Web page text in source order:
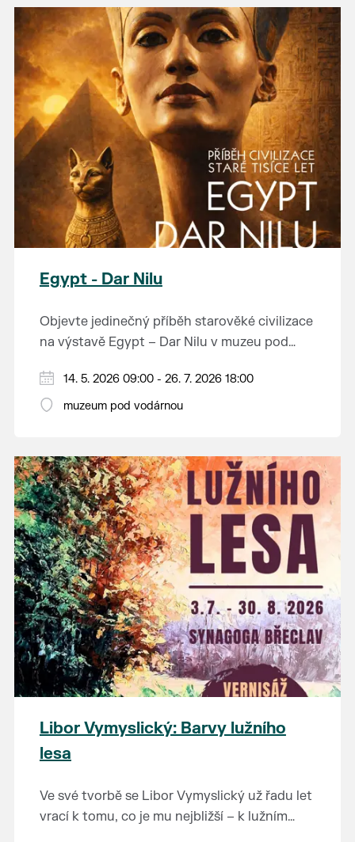
inspirují a překvapí svou upřímností.
Egypt - Dar Nilu
Objevte jedinečný příběh starověké civilizace
na výstavě Egypt – Dar Nilu v muzeu pod
Výstava představuje umění starého Egypta,
autentickou hrobku se sarkofágem i
soukromé sbírky Jána Hertlíka, díky čemuž
výstava nabízí nevšední a autentický pohled
na tuto fascinující epochu.
dějiny.
Výstavu je možné navštívit od 14. 5. do 26. 7.
2026 v muzeu pod vodárnou.
14. 5. 2026 09:00 - 26. 7. 2026 18:00
muzeum pod vodárnou
Libor Vymyslický: Barvy lužního
lesa
Ve své tvorbě se Libor Vymyslický už řadu let
vrací k tomu, co je mu nejbližší – k lužním